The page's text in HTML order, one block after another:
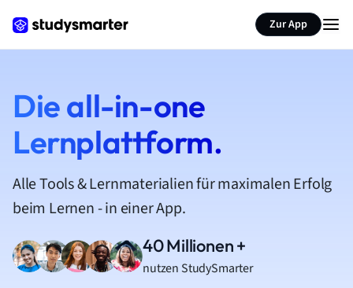
Zur App
Die all-in-one
Lernplattform.
Alle Tools & Lernmaterialien für maximalen Erfolg
beim Lernen - in einer App.
40 Millionen +
nutzen StudySmarter